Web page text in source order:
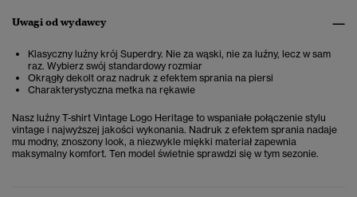
Uwagi od wydawcy
Klasyczny luźny krój Superdry. Nie za wąski, nie za luźny, lecz w sam
raz. Wybierz swój standardowy rozmiar
Okrągły dekolt oraz nadruk z efektem sprania na piersi
Charakterystyczna metka na rękawie
Nasz luźny T-shirt Vintage Logo Heritage to wspaniałe połączenie stylu
vintage i najwyższej jakości wykonania. Nadruk z efektem sprania nadaje
mu modny, znoszony look, a niezwykle miękki materiał zapewnia
maksymalny komfort. Ten model świetnie sprawdzi się w tym sezonie.